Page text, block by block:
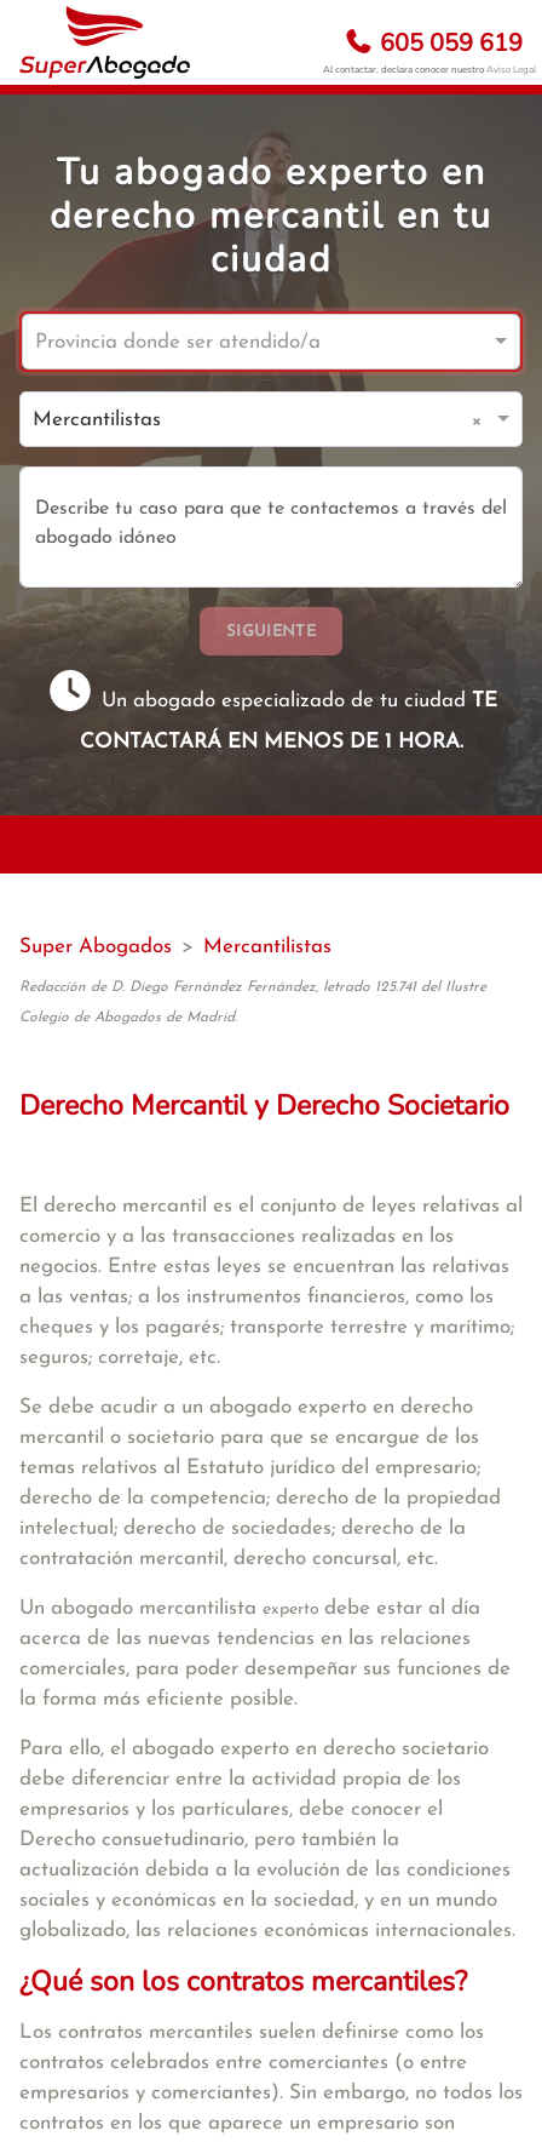
605 059 619
Al contactar, declara conocer nuestroAviso Legal
Tu abogado experto en
derecho mercantil en tu
ciudad
Provincia donde ser atendido/a
Mercantilistas ×
SIGUIENTE
Un abogado especializado de tu ciudad TE
CONTACTARÁ EN MENOS DE 1 HORA.
Super Abogados > Mercantilistas
Redacción de D. Diego Fernández Fernández, letrado 125.741 del Ilustre
Colegio de Abogados de Madrid.
Derecho Mercantil y Derecho Societario
El derecho mercantil es el conjunto de leyes relativas al
comercio y a las transacciones realizadas en los
negocios. Entre estas leyes se encuentran las relativas
a las ventas; a los instrumentos financieros, como los
cheques y los pagarés; transporte terrestre y marítimo;
seguros; corretaje, etc.
Se debe acudir a un abogado experto en derecho
mercantil o societario para que se encargue de los
temas relativos al Estatuto jurídico del empresario;
derecho de la competencia; derecho de la propiedad
intelectual; derecho de sociedades; derecho de la
contratación mercantil, derecho concursal, etc.
Un abogado mercantilista experto debe estar al día
acerca de las nuevas tendencias en las relaciones
comerciales, para poder desempeñar sus funciones de
la forma más eficiente posible.
Para ello, el abogado experto en derecho societario
debe diferenciar entre la actividad propia de los
empresarios y los particulares, debe conocer el
Derecho consuetudinario, pero también la
actualización debida a la evolución de las condiciones
sociales y económicas en la sociedad, y en un mundo
globalizado, las relaciones económicas internacionales.
¿Qué son los contratos mercantiles?
Los contratos mercantiles suelen definirse como los
contratos celebrados entre comerciantes (o entre
empresarios y comerciantes). Sin embargo, no todos los
contratos en los que aparece un empresario son